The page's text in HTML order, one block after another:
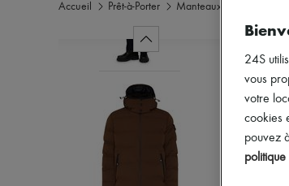
Accueil Prêt-à-Porter Manteaux
24S
vous
votre
cookies
pouvez